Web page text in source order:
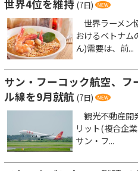
世界4位を維持 (7日)
世界ラーメン
おけるベトナム
ん)需要は、前...
サン・フーコック航空、フ
ル線を9月就航 (7日)
観光不動産開
リット(複合企
サン・フ...